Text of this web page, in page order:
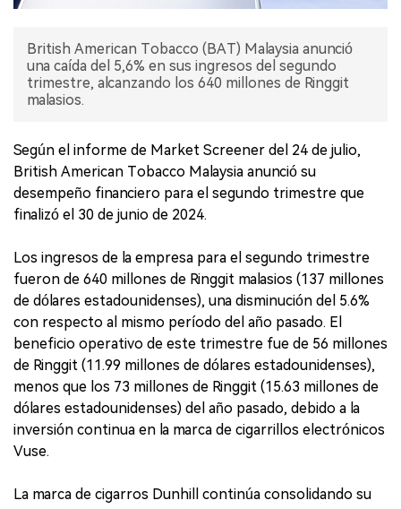
British American Tobacco (BAT) Malaysia anunció
una caída del 5,6% en sus ingresos del segundo
trimestre, alcanzando los 640 millones de Ringgit
malasios.
Según el informe de Market Screener del 24 de julio,
British American Tobacco Malaysia anunció su
desempeño financiero para el segundo trimestre que
finalizó el 30 de junio de 2024.
Los ingresos de la empresa para el segundo trimestre
fueron de 640 millones de Ringgit malasios (137 millones
de dólares estadounidenses), una disminución del 5.6%
con respecto al mismo período del año pasado. El
beneficio operativo de este trimestre fue de 56 millones
de Ringgit (11.99 millones de dólares estadounidenses),
menos que los 73 millones de Ringgit (15.63 millones de
dólares estadounidenses) del año pasado, debido a la
inversión continua en la marca de cigarrillos electrónicos
Vuse.
La marca de cigarros Dunhill continúa consolidando su